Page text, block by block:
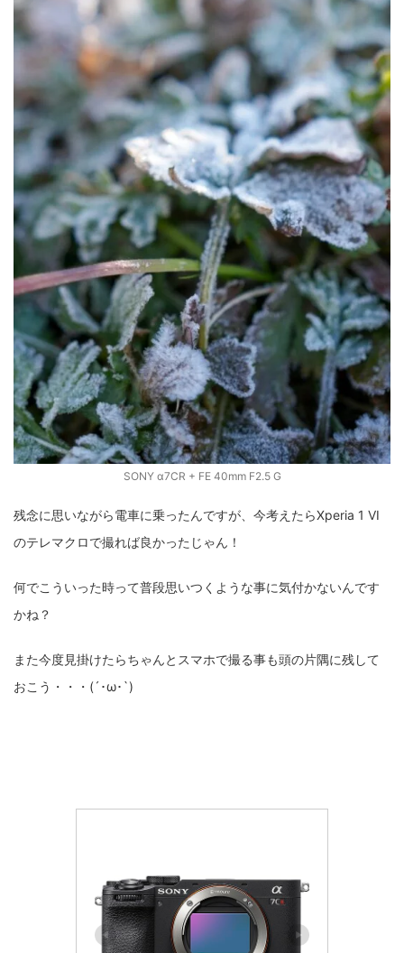
SONY α7CR + FE 40mm F2.5 G
残念に思いながら電車に乗ったんですが、今考えたらXperia 1 VI
のテレマクロで撮れば良かったじゃん！
何でこういった時って普段思いつくような事に気付かないんです
かね？
また今度見掛けたらちゃんとスマホで撮る事も頭の片隅に残して
おこう・・・(´･ω･`)